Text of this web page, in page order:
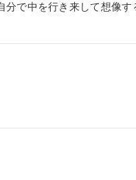
で中を行き来して想像す